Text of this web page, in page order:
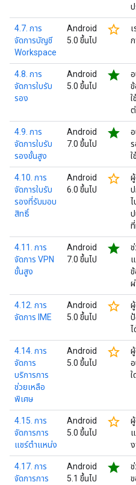
4.7. การ
จัดการบัญชี
Workspace
Android
5.0 ขึ้นไป
star_border
4.8. การ
จัดการใบรับ
รอง
Android
5.0 ขึ้นไป
star
4.9. การ
จัดการใบรับ
รองขั้นสูง
Android
7.0 ขึ้นไป
star
4.10. การ
จัดการใบรับ
รองที่รับมอบ
สิทธิ์
Android
6.0 ขึ้นไป
star_border
4.11. การ
จัดการ VPN
ขั้นสูง
Android
7.0 ขึ้นไป
star
4.12. การ
จัดการ IME
Android
5.0 ขึ้นไป
star_border
4.14. การ
จัดการ
บริการการ
ช่วยเหลือ
พิเศษ
Android
5.0 ขึ้นไป
star_border
4.15. การ
จัดการการ
แชร์ตำแหน่ง
Android
5.0 ขึ้นไป
star_border
4.17. การ
จัดการการ
Android
5.1 ขึ้นไป
star